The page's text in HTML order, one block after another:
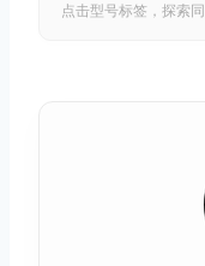
点击型号标签，探索